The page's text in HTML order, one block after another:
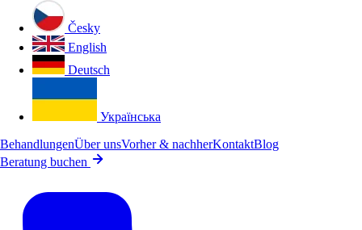
Česky
English
Deutsch
Українська
BehandlungenÜber unsVorher & nachherKontaktBlog
Beratung buchen